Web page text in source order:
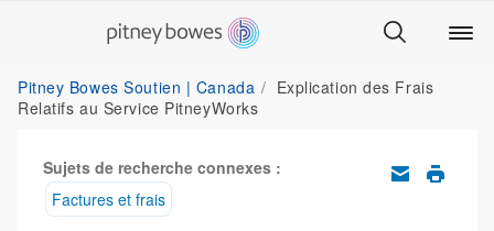
Pitney Bowes Soutien | Canada
Explication des Frais
Relatifs au Service PitneyWorks
Sujets de recherche connexes :
Factures et frais